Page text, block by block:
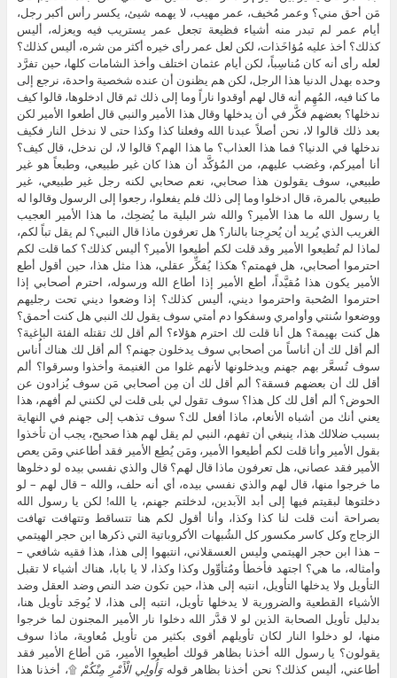
مَن أحق مني؟ وعمر مُخيف، عمر مهيب، لا يهمه شيئ، يكسر رأس أكبر رجل،
أيام عمر لم تبدر منه أشياء فظيعة تجعل عمر يستريب فيه ويعزله، أليس
كذلك؟ أخذ عليه مُؤاخَذات، لكن لعل عمر رأى خيره أكثر من شره، أليس كذلك؟
لعله رأى أنه كان مُناسِباً، لكن أيام عثمان اختلف وأخذ الشامات كلها، حين تفرَّد
وحده بهدل الدنيا هذا الرجل، لكن هم يظنون أن عنده شخصية واحدة، نرجع إلى
ما كنا فيه، المُهِم أنه قال لهم أوقدوا ناراً وما إلى ذلك ثم قال ادخلوها، قالوا كيف
ندخلها؟ بعضهم فكَّر في أن يدخلها وقال هذا الأمير والنبي قال أطعوا الأمير لكن
بعد ذلك قالوا لا، نحن أصلاً عبدنا الله وفعلنا كذا وكذا حتى لا ندخل النار فكيف
ندخلها في الدنيا؟ فما هذا العذاب؟ ما هذا الهم؟ قالوا لا، لن ندخل، قال كيف؟
أنا أميركم، وغضب عليهم، من المُؤكَّد أن هذا كان غير طبيعي، وطبعاً هو غير
طبيعي، سوف يقولون هذا صحابي، نعم صحابي لكنه رجل غير طبيعي، غير
طبيعي بالمرة، قال ادخلوا وما إلى ذلك فلم يفعلوا، رجعوا إلى الرسول وقالوا له
يا رسول الله ما هذا الأمير؟ والله شر البلية ما يُضحِك، ما هذا الأمير العجيب
الغريب الذي يُريد أن يُحرِجنا بالنار؟ هل تعرفون ماذا قال النبي؟ لم يقل تباً لكم،
لماذا لم تُطيعوا الأمير وقد قلت لكم أطيعوا الأمير؟ أليس كذلك؟ كما قلت لكم
احترموا أصحابي، هل فهمتم؟ هكذا يُفكِّر عقلي، هذا مثل هذا، حين أقول أطع
الأمير يكون هذا مُقيَّداً، أطع الأمير إذا أطاع الله ورسوله، احترم أصحابي إذا
احترموا الصُحبة واحترموا ديني، أليس كذلك؟ إذا وضعوا ديني تحت رجليهم
ووضعوا سُنتي وأوامري وسفكوا دم أمتي سوف يقول لك النبي هل كنت أحمق؟
هل كنت بهيمة؟ هل أنا قلت لك احترم هؤلاء؟ ألم أقل لك تقتله الفئة الباغية؟
ألم أقل لك أن أناساً من أصحابي سوف يدخلون جهنم؟ ألم أقل لك هناك أُناس
سوف تُسعَّر بهم جهنم ويدخلونها لأنهم غلوا من الغنيمة وأخذوا وسرقوا؟ ألم
أقل لك أن بعضهم فسقة؟ ألم أقل لك أن مِن أصحابي مَن سوف يُزادون عن
الحوض؟ ألم أقل لك كل هذا؟ سوف تقول لي بلى قلت لي لكنني لم أفهم، هذا
يعني أنك من أشباه الأنعام، ماذا أفعل لك؟ سوف تذهب إلى جهنم في النهاية
بسبب ضلالك هذا، ينبغي أن تفهم، النبي لم يقل لهم هذا صحيح، يجب أن تأخذوا
بقول الأمير وأنا قلت لكم أطيعوا الأمير، ومَن يُطِع الأمير فقد أطاعني ومَن يعص
الأمير فقد عصاني، هل تعرفون ماذا قال لهم؟ قال والذي نفسي بيده لو دخلوها
ما خرجوا منها، قال لهم والذي نفسي بيده، أي أنه حلف، والله – قال لهم – لو
دخلتوها لبقيتم فيها إلى أبد الآبدين، لدخلتم جهنم، يا الله! لكن يا رسول الله
بصراحة أنت قلت لنا كذا وكذا، وأنا أقول لكم هنا تتساقط وتتهافت تهافت
الزجاج وكل كاسر مكسور كل الشُبهات الأكروباتية التي ذكرها ابن حجر الهيتمي
– هذا ابن حجر الهيتمي وليس العسقلاني، انتبهوا إلى هذا، هذا فقيه شافعي –
وأمثاله، ما هي؟ اجتهد فأخطأ ومُتأوِّول وكذا وكذا، لا يا بابا، هناك أشياء لا تقبل
التأويل ولا يدخلها التأويل، انتبه إلى هذا، حين تكون ضد النص وضد العقل وضد
الأشياء القطعية والضرورية لا يدخلها تأويل، انتبه إلى هذا، لا يُوجَد تأويل هنا،
بدليل تأويل الصحابة الذين لو لا قدَّر الله دخلوا نار الأمير المجنون لما خرجوا
منها، لو دخلوا النار لكان تأويلهم أقوى بكثير من تأويل مُعاوية، ماذا سوف
يقولون؟ يا رسول الله أخذنا بظاهر قولك أطيعوا الأمير، مَن أطاع الأمير فقد
أطاعني، أليس كذلك؟ نحن أخذنا بظاهر قولهوَأُولِي الْأَمْرِ مِنْكُمْ۩، أخذنا هذا